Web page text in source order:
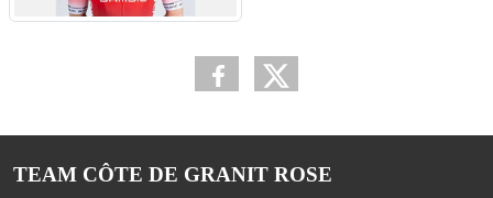
TEAM CÔTE DE GRANIT ROSE